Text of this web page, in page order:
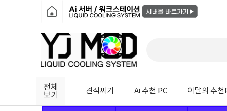
전체
보기
견적짜기 Ai 추천 PC 이달의 추천